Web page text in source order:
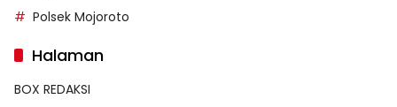
Polsek Mojoroto
Halaman
BOX REDAKSI